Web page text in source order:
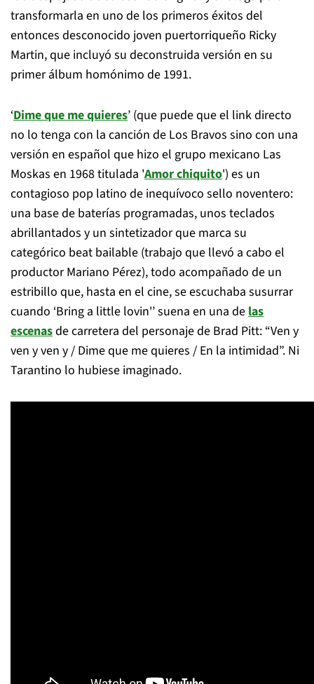
transformarla en uno de los primeros éxitos del
entonces desconocido joven puertorriqueño Ricky
Martin, que incluyó su deconstruida versión en su
primer álbum homónimo de 1991.
‘Dime que me quieres’ (que puede que el link directo
no lo tenga con la canción de Los Bravos sino con una
versión en español que hizo el grupo mexicano Las
Moskas en 1968 titulada 'Amor chiquito') es un
contagioso pop latino de inequívoco sello noventero:
una base de baterías programadas, unos teclados
abrillantados y un sintetizador que marca su
categórico beat bailable (trabajo que llevó a cabo el
productor Mariano Pérez), todo acompañado de un
estribillo que, hasta en el cine, se escuchaba susurrar
cuando ‘Bring a little lovin'’ suena en una delas
escenasde carretera del personaje de Brad Pitt: “Ven y
ven y ven y / Dime que me quieres / En la intimidad”. Ni
Tarantino lo hubiese imaginado.